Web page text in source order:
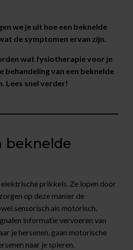
we je uit hoe een beknelde
de symptomen ervan zijn.
wat fysiotherapie voor je
behandeling van een beknelde
Lees snel verder!
beknelde
elektrische prikkels. Ze lopen door
op deze manier de
sensorisch als motorisch.
informatie vervoeren van
je hersenen, gaan motorische
naar je spieren.